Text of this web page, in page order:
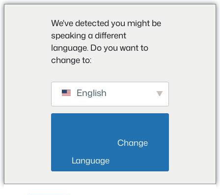
We've detected you might be
speaking a different
language. Do you want to
change to:
English
Language